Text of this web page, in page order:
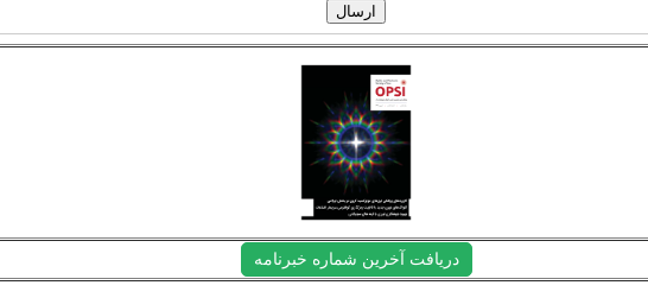
دریافت آخرین شماره خبرنامه